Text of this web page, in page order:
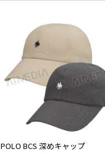
POLO BCS 深めキャップ